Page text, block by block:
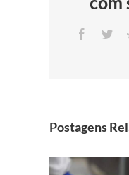
Postagens